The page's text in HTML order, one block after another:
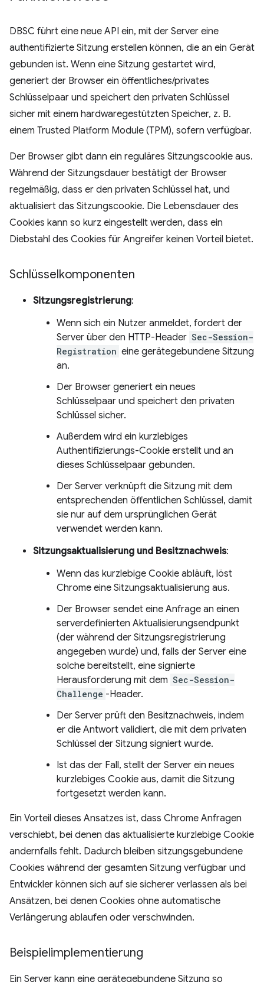
DBSC führt eine neue API ein, mit der Server eine
authentifizierte Sitzung erstellen können, die an ein Gerät
gebunden ist. Wenn eine Sitzung gestartet wird,
generiert der Browser ein öffentliches/privates
Schlüsselpaar und speichert den privaten Schlüssel
sicher mit einem hardwaregestützten Speicher, z. B.
einem Trusted Platform Module (TPM), sofern verfügbar.
Der Browser gibt dann ein reguläres Sitzungscookie aus.
Während der Sitzungsdauer bestätigt der Browser
regelmäßig, dass er den privaten Schlüssel hat, und
aktualisiert das Sitzungscookie. Die Lebensdauer des
Cookies kann so kurz eingestellt werden, dass ein
Diebstahl des Cookies für Angreifer keinen Vorteil bietet.
Schlüsselkomponenten
Sitzungsregistrierung:
Wenn sich ein Nutzer anmeldet, fordert der
Server über den HTTP-Header Sec-Session-
Registration eine gerätegebundene Sitzung
an.
Der Browser generiert ein neues
Schlüsselpaar und speichert den privaten
Schlüssel sicher.
Außerdem wird ein kurzlebiges
Authentifizierungs-Cookie erstellt und an
dieses Schlüsselpaar gebunden.
Der Server verknüpft die Sitzung mit dem
entsprechenden öffentlichen Schlüssel, damit
sie nur auf dem ursprünglichen Gerät
verwendet werden kann.
Sitzungsaktualisierung und Besitznachweis:
Wenn das kurzlebige Cookie abläuft, löst
Chrome eine Sitzungsaktualisierung aus.
Der Browser sendet eine Anfrage an einen
serverdefinierten Aktualisierungsendpunkt
(der während der Sitzungsregistrierung
angegeben wurde) und, falls der Server eine
solche bereitstellt, eine signierte
Herausforderung mit dem Sec-Session-
Challenge -Header.
Der Server prüft den Besitznachweis, indem
er die Antwort validiert, die mit dem privaten
Schlüssel der Sitzung signiert wurde.
Ist das der Fall, stellt der Server ein neues
kurzlebiges Cookie aus, damit die Sitzung
fortgesetzt werden kann.
Ein Vorteil dieses Ansatzes ist, dass Chrome Anfragen
verschiebt, bei denen das aktualisierte kurzlebige Cookie
andernfalls fehlt. Dadurch bleiben sitzungsgebundene
Cookies während der gesamten Sitzung verfügbar und
Entwickler können sich auf sie sicherer verlassen als bei
Ansätzen, bei denen Cookies ohne automatische
Verlängerung ablaufen oder verschwinden.
Beispielimplementierung
Ein Server kann eine gerätegebundene Sitzung so